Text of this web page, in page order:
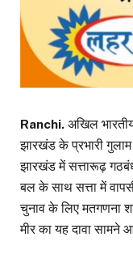
Ranchi. अखिल
झारखंड के प्रभारी
झारखंड में सत्तारूढ़
बल के साथ सत्ता में
चुनाव के लिए मतगणना
मीर का यह दावा सामने